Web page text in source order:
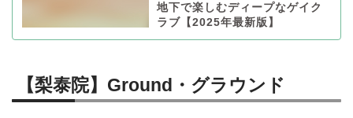
地下で楽しむディープなゲイク
ラブ【2025年最新版】
【梨泰院】Ground・グラウンド